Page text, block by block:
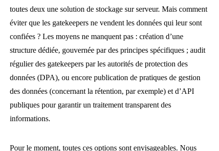
toutes deux une solution de stockage sur serveur. Mais comment
éviter que les gatekeepers ne vendent les données qui leur sont
confiées ? Les moyens ne manquent pas : création d’une
structure dédiée, gouvernée par des principes spécifiques ; audit
régulier des gatekeepers par les autorités de protection des
données (DPA), ou encore publication de pratiques de gestion
des données (concernant la rétention, par exemple) et d’API
publiques pour garantir un traitement transparent des
informations.
Pour le moment, toutes ces options sont envisageables. Nous